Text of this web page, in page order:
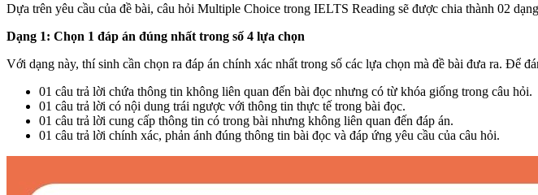
Dựa trên yêu cầu của đề bài, câu hỏi Multiple Choice trong IELTS Reading sẽ được chia thành 02
Dạng 1: Chọn 1 đáp án đúng nhất trong số 4 lựa chọn
Với dạng này, thí sinh cần chọn ra đáp án chính xác nhất trong số các lựa chọn mà đề bài đưa ra. Để
01 câu trả lời chứa thông tin không liên quan đến bài đọc nhưng có từ khóa giống trong câu hỏi.
01 câu trả lời có nội dung trái ngược với thông tin thực tế trong bài đọc.
01 câu trả lời cung cấp thông tin có trong bài nhưng không liên quan đến đáp án.
01 câu trả lời chính xác, phản ánh đúng thông tin bài đọc và đáp ứng yêu cầu của câu hỏi.